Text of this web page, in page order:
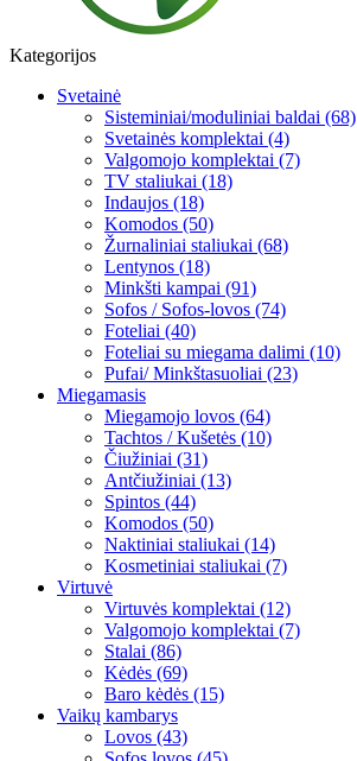
Kategorijos
Svetainė
Sisteminiai/moduliniai baldai (68)
Svetainės komplektai (4)
Valgomojo komplektai (7)
TV staliukai (18)
Indaujos (18)
Komodos (50)
Žurnaliniai staliukai (68)
Lentynos (18)
Minkšti kampai (91)
Sofos / Sofos-lovos (74)
Foteliai (40)
Foteliai su miegama dalimi (10)
Pufai/ Minkštasuoliai (23)
Miegamasis
Miegamojo lovos (64)
Tachtos / Kušetės (10)
Čiužiniai (31)
Antčiužiniai (13)
Spintos (44)
Komodos (50)
Naktiniai staliukai (14)
Kosmetiniai staliukai (7)
Virtuvė
Virtuvės komplektai (12)
Valgomojo komplektai (7)
Stalai (86)
Kėdės (69)
Baro kėdės (15)
Vaikų kambarys
Lovos (43)